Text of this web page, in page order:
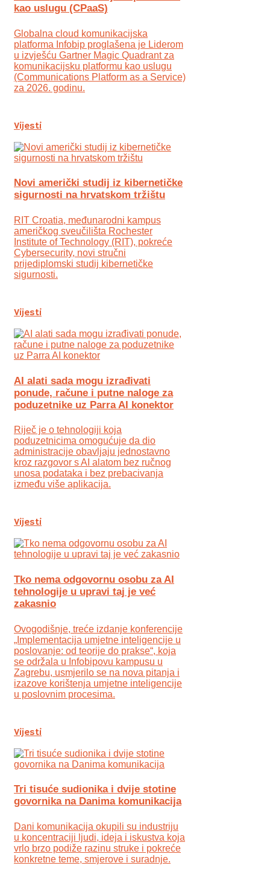
kao uslugu (CPaaS)
Globalna cloud komunikacijska
platforma Infobip proglašena je Liderom
u izvješću Gartner Magic Quadrant za
komunikacijsku platformu kao uslugu
(Communications Platform as a Service)
za 2026. godinu.
Vijesti
Novi američki studij iz kibernetičke
sigurnosti na hrvatskom tržištu
RIT Croatia, međunarodni kampus
američkog sveučilišta Rochester
Institute of Technology (RIT), pokreće
Cybersecurity, novi stručni
prijediplomski studij kibernetičke
sigurnosti.
Vijesti
AI alati sada mogu izrađivati
ponude, račune i putne naloge za
poduzetnike uz Parra AI konektor
Riječ je o tehnologiji koja
poduzetnicima omogućuje da dio
administracije obavljaju jednostavno
kroz razgovor s AI alatom bez ručnog
unosa podataka i bez prebacivanja
između više aplikacija.
Vijesti
Tko nema odgovornu osobu za AI
tehnologije u upravi taj je već
zakasnio
Ovogodišnje, treće izdanje konferencije
„Implementacija umjetne inteligencije u
poslovanje: od teorije do prakse“, koja
se održala u Infobipovu kampusu u
Zagrebu, usmjerilo se na nova pitanja i
izazove korištenja umjetne inteligencije
u poslovnim procesima.
Vijesti
Tri tisuće sudionika i dvije stotine
govornika na Danima komunikacija
Dani komunikacija okupili su industriju
u koncentraciji ljudi, ideja i iskustva koja
vrlo brzo podiže razinu struke i pokreće
konkretne teme, smjerove i suradnje.